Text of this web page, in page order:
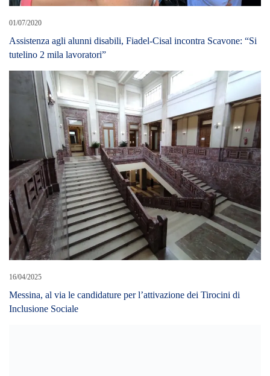
01/07/2020
Assistenza agli alunni disabili, Fiadel-Cisal incontra Scavone: “Si
tutelino 2 mila lavoratori”
16/04/2025
Messina, al via le candidature per l’attivazione dei Tirocini di
Inclusione Sociale